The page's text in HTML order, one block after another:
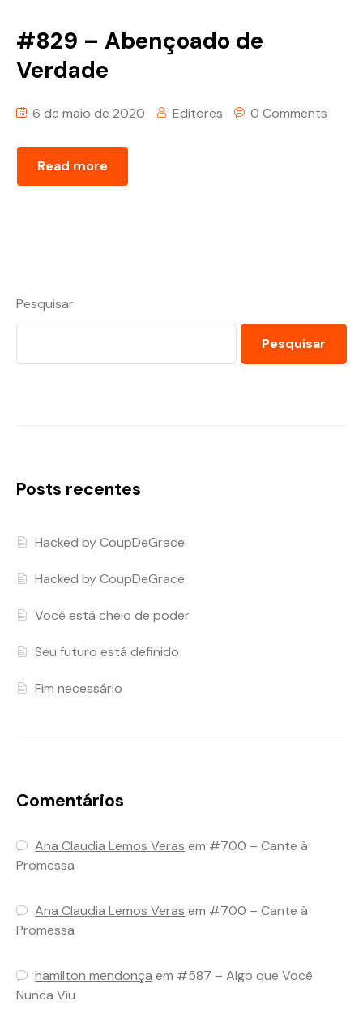
#829 – Abençoado de
Verdade
6 de maio de 2020 Editores 0 Comments
Read more
Pesquisar
Pesquisar
Posts recentes
Hacked by CoupDeGrace
Hacked by CoupDeGrace
Você está cheio de poder
Seu futuro está definido
Fim necessário
Comentários
Ana Claudia Lemos Veras em #700 – Cante à
Promessa
Ana Claudia Lemos Veras em #700 – Cante à
Promessa
hamilton mendonça em #587 – Algo que Você
Nunca Viu